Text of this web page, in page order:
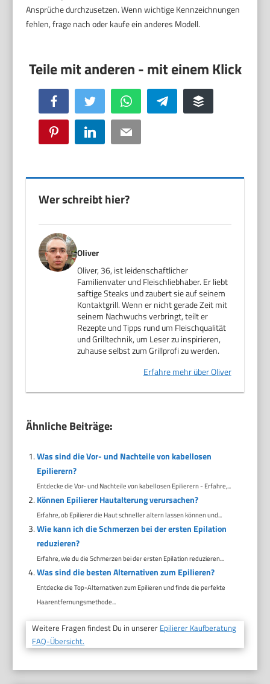
Ansprüche durchzusetzen. Wenn wichtige Kennzeichnungen
fehlen, frage nach oder kaufe ein anderes Modell.
Facebook Twitter WhatsApp Telegram Buffer
Pinterest LinkedIn Email
Wer schreibt hier?
Oliver
Oliver, 36, ist leidenschaftlicher
Familienvater und Fleischliebhaber. Er liebt
saftige Steaks und zaubert sie auf seinem
Kontaktgrill. Wenn er nicht gerade Zeit mit
seinem Nachwuchs verbringt, teilt er
Rezepte und Tipps rund um Fleischqualität
und Grilltechnik, um Leser zu inspirieren,
zuhause selbst zum Grillprofi zu werden.
Erfahre mehr über Oliver
Ähnliche Beiträge:
Was sind die Vor- und Nachteile von kabellosen
Epilierern?
Entdecke die Vor- und Nachteile von kabellosen Epilierern - Erfahre,...
Können Epilierer Hautalterung verursachen?
Erfahre, ob Epilierer die Haut schneller altern lassen können und...
Wie kann ich die Schmerzen bei der ersten Epilation
reduzieren?
Erfahre, wie du die Schmerzen bei der ersten Epilation reduzieren...
Was sind die besten Alternativen zum Epilieren?
Entdecke die Top-Alternativen zum Epilieren und finde die perfekte
Haarentfernungsmethode...
Weitere Fragen findest Du in unserer Epilierer Kaufberatung
FAQ-Übersicht.